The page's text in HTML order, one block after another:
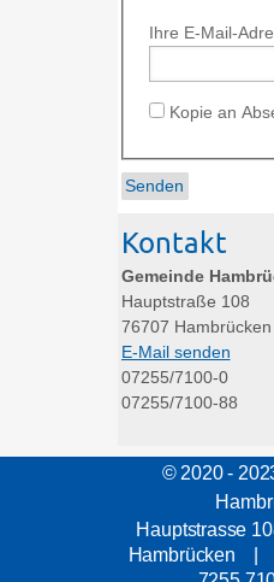
Ihre E-Mail-
Kopie an
Kontakt
Gemeinde
Hauptstraße 108
76707 Hambrücken
E-Mail senden
07255/7100-0
07255/7100-88
© 2020 -
Hauptstrasse
Hambrücken |